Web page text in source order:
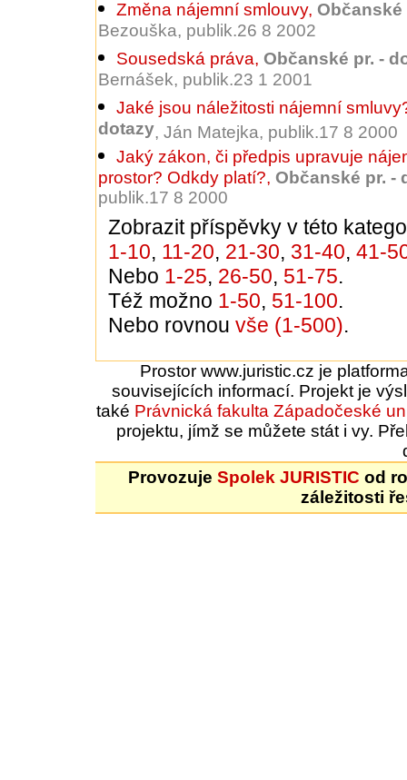
Změna nájemní smlouvy, Občanské
Bezouška, publik.26 8 2002
Sousedská práva, Občanské pr. -
Bernášek, publik.23 1 2001
Jaké jsou náležitosti nájemní
dotazy, Ján Matejka, publik.17 8 2000
Jaký zákon, či předpis upravuje
prostor? Odkdy platí?, Občanské pr. -
publik.17 8 2000
Zobrazit příspěvky v této
1-10, 11-20, 21-30, 31-40, 41-
Nebo 1-25, 26-50, 51-75.
Též možno 1-50, 51-100.
Nebo rovnou vše (1-500).
Prostor www.juristic.cz je
souvisejících informací. Projekt je
také Právnická fakulta Západočeské
projektu, jímž se můžete stát i vy.
Provozuje Spolek JURISTIC od
záležitosti